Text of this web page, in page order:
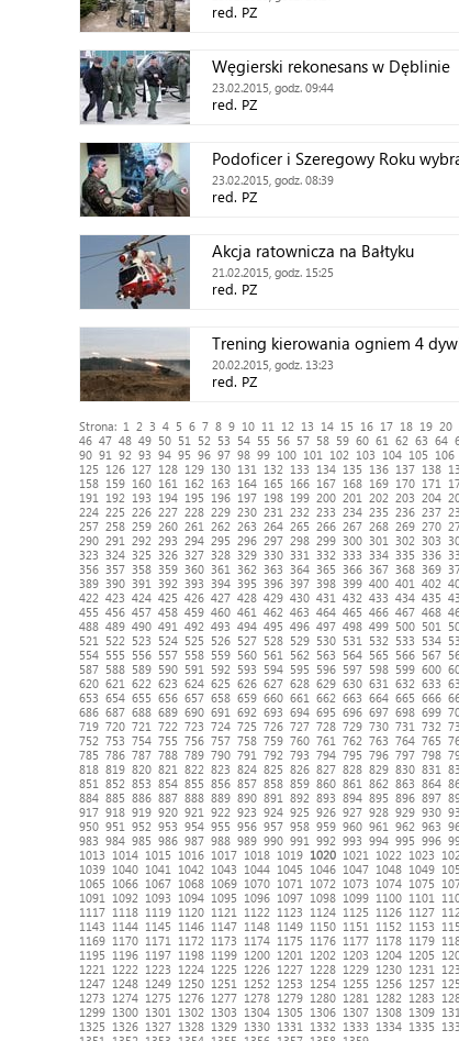
red. PZ
Węgierski rekonesans w Dęblinie
23.02.2015, godz. 09:44
red. PZ
Podoficer i Szeregowy Roku
23.02.2015, godz. 08:39
red. PZ
Akcja ratownicza na Bałtyku
21.02.2015, godz. 15:25
red. PZ
Trening kierowania ogniem 4
20.02.2015, godz. 13:23
red. PZ
Strona: 1 2 3 4 5 6 7 8 9 10 11 12 13 14 15 16 17 18 19 20
46 47 48 49 50 51 52 53 54 55 56 57 58 59 60 61 62 63 64
90 91 92 93 94 95 96 97 98 99 100 101 102 103 104 105 106
125
126 127 128 129 130 131 132 133 134 135 136 137 138
158 159 160 161 162 163 164 165 166 167 168 169 170 171
191
192 193 194 195 196 197 198 199 200 201 202 203 204
224 225 226 227 228 229 230 231 232 233 234 235 236 237
257 258 259 260 261 262 263 264 265 266 267 268 269 270
290 291 292 293 294 295 296 297 298 299 300 301 302 303
323
324 325 326 327 328 329 330 331 332 333 334 335 336
356 357 358 359 360 361 362 363 364 365 366 367 368 369
389 390 391 392 393 394 395 396 397 398 399 400 401 402
422 423 424 425 426 427 428 429 430 431 432 433 434 435
455 456 457 458 459 460 461 462 463 464 465 466 467 468
488 489 490 491 492 493 494 495 496 497 498 499 500 501
521
522 523 524 525 526 527 528 529 530 531 532 533 534
554 555 556 557 558 559 560 561 562 563 564 565 566 567
587 588 589 590 591 592 593 594 595 596 597 598 599 600
620 621 622 623 624 625 626 627 628 629 630 631 632 633
653 654 655 656 657 658 659 660 661 662 663 664 665 666
686 687 688 689 690 691 692 693 694 695 696 697 698 699
719 720 721 722 723 724 725 726 727 728 729 730 731 732
752 753 754 755 756 757 758 759 760 761 762 763 764 765
785 786 787 788 789 790 791 792 793 794 795 796 797 798
818 819 820 821 822 823 824 825 826 827 828 829 830 831
851
852 853 854 855 856 857 858 859 860 861 862 863 864
884 885 886 887 888 889 890 891 892 893 894 895 896 897
917 918 919 920 921 922 923 924 925 926 927 928 929 930
950 951 952 953 954 955 956 957 958 959 960 961 962 963
983 984 985 986 987 988 989 990 991 992 993 994 995 996
1013
1014 1015 1016 1017 1018 1019 1020 1021 1022 1023
1039 1040 1041 1042 1043 1044 1045 1046 1047 1048 1049
1065
1066 1067 1068 1069 1070 1071 1072 1073 1074 1075
1091
1092 1093 1094 1095 1096 1097 1098 1099 1100 1101
1117 1118 1119 1120 1121 1122 1123 1124 1125 1126 1127
1143
1144 1145 1146 1147 1148 1149 1150 1151 1152 1153
1169 1170 1171 1172 1173 1174 1175 1176 1177 1178 1179
1195
1196 1197 1198 1199 1200 1201 1202 1203 1204 1205
1221
1222 1223 1224 1225 1226 1227 1228 1229 1230 1231
1247 1248 1249 1250 1251 1252 1253 1254 1255 1256 1257
1273
1274 1275 1276 1277 1278 1279 1280 1281 1282 1283
1299 1300 1301 1302 1303 1304 1305 1306 1307 1308 1309
1325
1326 1327 1328 1329 1330 1331 1332 1333 1334 1335